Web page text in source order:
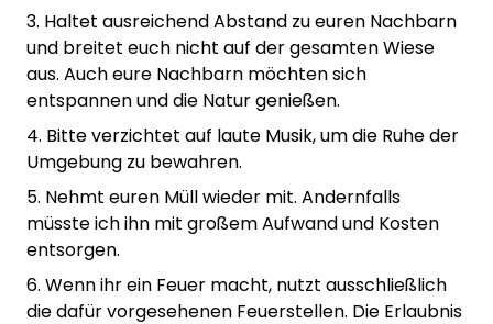
3. Haltet ausreichend Abstand zu euren Nachbarn
und breitet euch nicht auf der gesamten Wiese
aus. Auch eure Nachbarn möchten sich
entspannen und die Natur genießen.
4. Bitte verzichtet auf laute Musik, um die Ruhe der
Umgebung zu bewahren.
5. Nehmt euren Müll wieder mit. Andernfalls
müsste ich ihn mit großem Aufwand und Kosten
entsorgen.
6. Wenn ihr ein Feuer macht, nutzt ausschließlich
die dafür vorgesehenen Feuerstellen. Die Erlaubnis